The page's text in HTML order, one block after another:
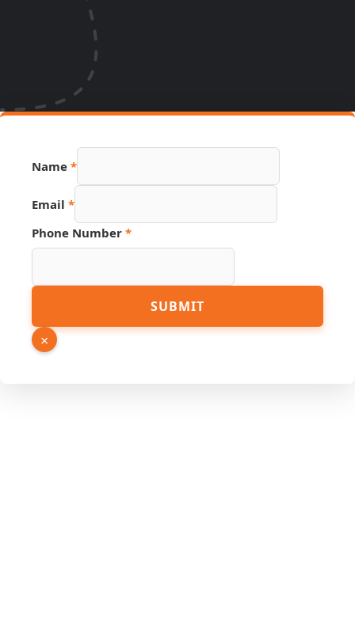
Name *
Email *
Phone Number *
Link
Hidden
SUBMIT
×